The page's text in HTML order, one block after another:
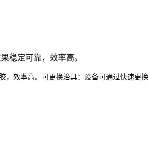
稳定可靠，效率高。
，效率高。 可更换治具：设备可通过快速更